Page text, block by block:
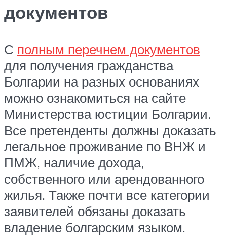
документов
С полным перечнем документов
для получения гражданства
Болгарии на разных основаниях
можно ознакомиться на сайте
Министерства юстиции Болгарии.
Все претенденты должны доказать
легальное проживание по ВНЖ и
ПМЖ, наличие дохода,
собственного или арендованного
жилья. Также почти все категории
заявителей обязаны доказать
владение болгарским языком.